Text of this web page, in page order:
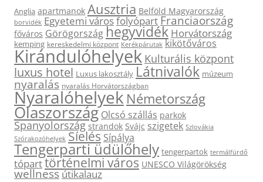
Anglia apartmanok Ausztria Belföld Magyarország
borvidék Egyetemi városfolyópartFranciaország
főváros Görögországhegyvidék Horvátország
kemping kereskedelmi központ Kerékpárutak kikötőváros
Kirándulóhelyek Kulturális központ
luxus hotel Luxus lakosztály Látnivalók múzeum
nyaralás nyaralás Horvátországban
Nyaralóhelyek Németország
Olaszország Olcsó szállás parkok
Spanyolország strandok Svájc szigetek Szlovákia
Szórakozóhelyek Síelés Sípálya
Tengerparti üdülőhely tengerpartok termálfürdő
tóparttörténelmi város UNESCO Világörökség
wellnessútikalauz